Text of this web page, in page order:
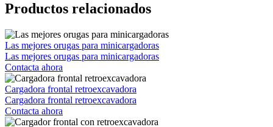
Productos relacionados
Las mejores orugas para minicargadoras
Las mejores orugas para minicargadoras
Contacta ahora
Cargadora frontal retroexcavadora
Cargadora frontal retroexcavadora
Contacta ahora